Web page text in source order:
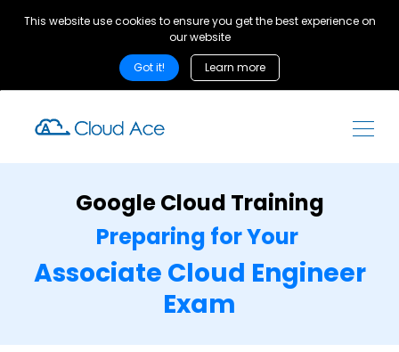
This website use cookies to ensure you get the best experience on
our website
Got it!
Learn more
Google Cloud Training
Preparing for Your
Associate Cloud Engineer
Exam